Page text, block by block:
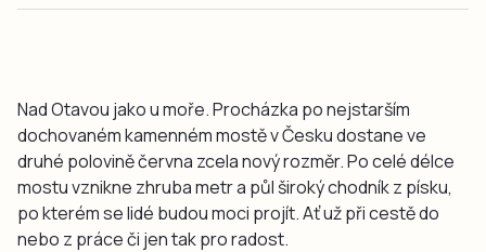
Nad Otavou jako u moře. Procházka po nejstarším
dochovaném kamenném mostě v Česku dostane ve
druhé polovině června zcela nový rozměr. Po celé délce
mostu vznikne zhruba metr a půl široký chodník z písku,
po kterém se lidé budou moci projít. Ať už při cestě do
nebo z práce či jen tak pro radost.